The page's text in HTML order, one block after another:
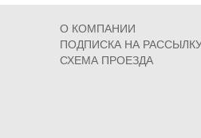
О КОМПАНИИ
ПОДПИСКА НА
СХЕМА ПРОЕЗДА